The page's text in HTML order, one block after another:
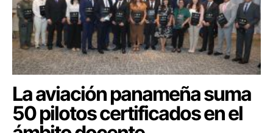
La aviación panameña suma
50 pilotos certificados en el